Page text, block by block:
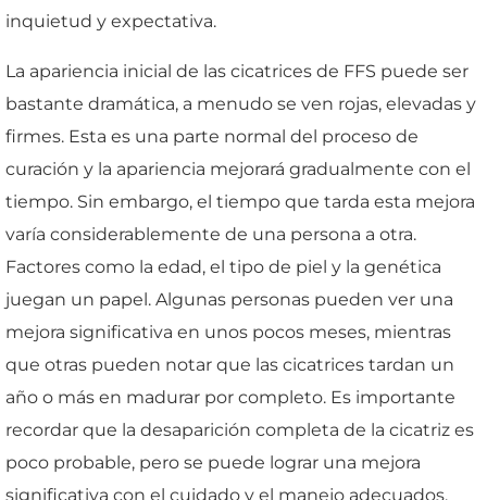
inquietud y expectativa.
La apariencia inicial de las cicatrices de FFS puede ser
bastante dramática, a menudo se ven rojas, elevadas y
firmes. Esta es una parte normal del proceso de
curación y la apariencia mejorará gradualmente con el
tiempo. Sin embargo, el tiempo que tarda esta mejora
varía considerablemente de una persona a otra.
Factores como la edad, el tipo de piel y la genética
juegan un papel. Algunas personas pueden ver una
mejora significativa en unos pocos meses, mientras
que otras pueden notar que las cicatrices tardan un
año o más en madurar por completo. Es importante
recordar que la desaparición completa de la cicatriz es
poco probable, pero se puede lograr una mejora
significativa con el cuidado y el manejo adecuados.